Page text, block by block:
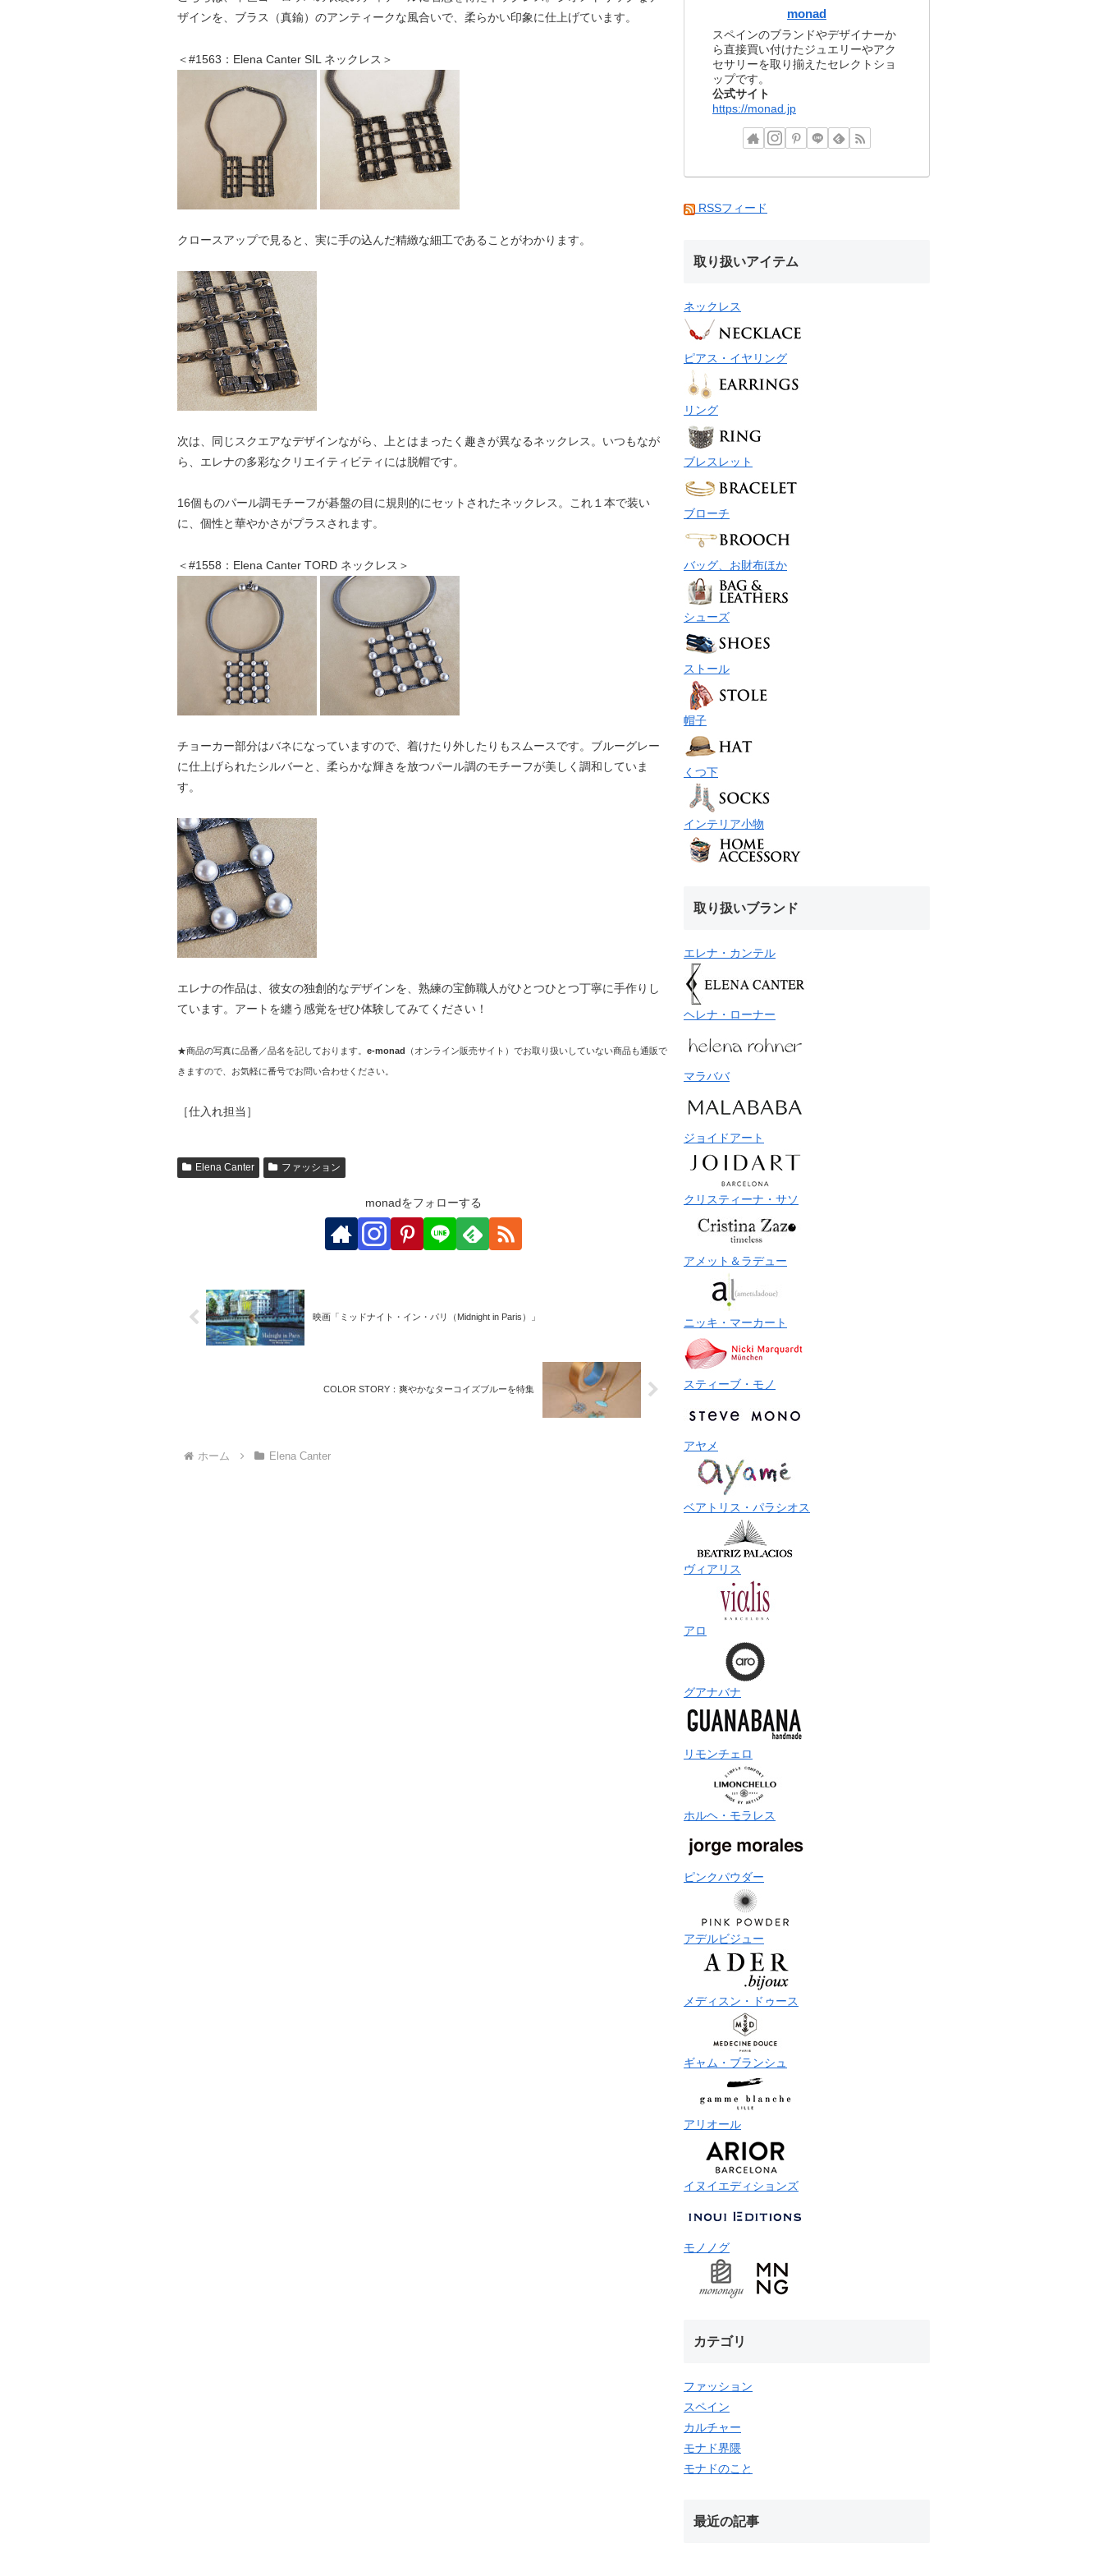
ザインを、ブラス（真鍮）のアンティークな風合いで、柔らかい印象に仕上げています。
＜#1563：Elena Canter SIL ネックレス＞
クロースアップで見ると、実に手の込んだ精緻な細工であることがわかります。
次は、同じスクエアなデザインながら、上とはまったく趣きが異なるネックレス。いつもなが
ら、エレナの多彩なクリエイティビティには脱帽です。
16個ものパール調モチーフが碁盤の目に規則的にセットされたネックレス。これ１本で装い
に、個性と華やかさがプラスされます。
＜#1558：Elena Canter TORD ネックレス＞
チョーカー部分はバネになっていますので、着けたり外したりもスムースです。ブルーグレー
に仕上げられたシルバーと、柔らかな輝きを放つパール調のモチーフが美しく調和していま
す。
エレナの作品は、彼女の独創的なデザインを、熟練の宝飾職人がひとつひとつ丁寧に手作りし
ています。アートを纏う感覚をぜひ体験してみてください！
★商品の写真に品番／品名を記しております。 e-monad （オンライン販売サイト）でお取り扱いしていない商品も通販で
きますので、お気軽に番号でお問い合わせください。
［仕入れ担当］
Elena Canter ファッション
monadをフォローする
映画「ミッドナイト・イン・パリ（Midnight in Paris）」
COLOR STORY：爽やかなターコイズブルーを特集
ホーム Elena Canter
monad
スペインのブランドやデザイナーか
ら直接買い付けたジュエリーやアク
セサリーを取り揃えたセレクトショ
ップです。
公式サイト
https://monad.jp
RSSフィード
取り扱いアイテム
ネックレス
ピアス・イヤリング
リング
ブレスレット
ブローチ
バッグ、お財布ほか
シューズ
ストール
帽子
くつ下
インテリア小物
取り扱いブランド
エレナ・カンテル
ヘレナ・ローナー
マラババ
ジョイドアート
クリスティーナ・サソ
アメット＆ラデュー
ニッキ・マーカート
スティーブ・モノ
アヤメ
ベアトリス・パラシオス
ヴィアリス
アロ
グアナバナ
リモンチェロ
ホルヘ・モラレス
ピンクパウダー
アデルビジュー
メディスン・ドゥース
ギャム・ブランシュ
アリオール
イヌイエディションズ
モノノグ
カテゴリ
ファッション
スペイン
カルチャー
モナド界隈
モナドのこと
最近の記事